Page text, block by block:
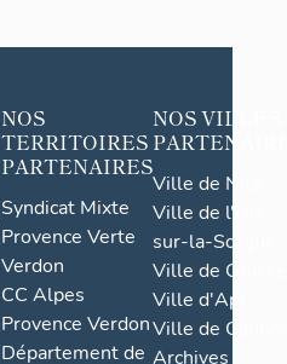
NOS
TERRITOIRES
PARTENAIRES
Syndicat Mixte
Provence Verte
Verdon
CC Alpes
Provence Verdon
Département de
NOS VILLES
Ville de Nice
Ville de l'Isle-
sur-la-Sorgue
Ville de Grasse
Ville d'Apt
Ville de
Archives